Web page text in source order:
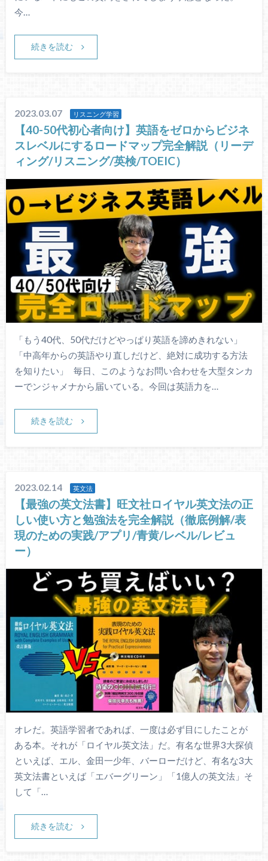
今…
続きを読む
2023.03.07 リスニング学習
【40-50代初心者向け】英語をゼロからビジネ
スレベルにするロードマップ完全解説（リーデ
ィング/リスニング/英検/TOEIC）
「もう40代、50代だけどやっぱり英語を諦めきれない」
「中高年からの英語やり直しだけど、絶対に成功する方法
を知りたい」 毎日、このようなお問い合わせを大型タンカ
ーでンジャメナから届いている。今回は英語力を…
続きを読む
2023.02.14 英文法
【最強の英文法書】旺文社ロイヤル英文法の正
しい使い方と勉強法を完全解説（徹底例解/表
現のための実践/アプリ/青黄/レベル/レビュ
ー）
オレだ。英語学習者であれば、一度は必ず目にしたことが
ある本。それが「ロイヤル英文法」だ。有名な世界3大探偵
といえば、エル、金田一少年、バーローだけど、有名な3大
英文法書といえば「エバーグリーン」「1億人の英文法」そ
して「…
続きを読む